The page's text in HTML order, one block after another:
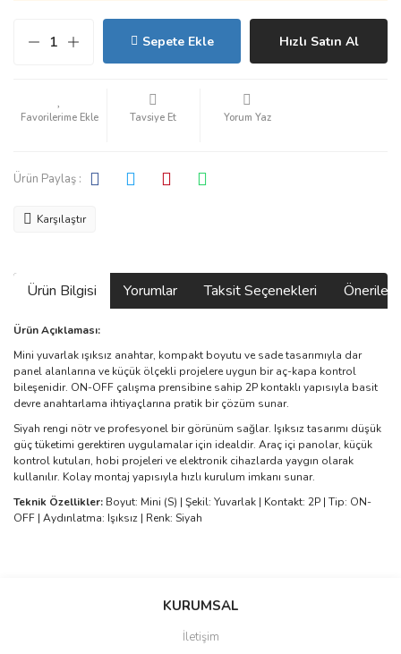
Sepete Ekle Hızlı Satın Al
Tavsiye Et Yorum Yaz
Ürün Paylaş :
Karşılaştır
Ürün Bilgisi Yorumlar Taksit Seçenekleri
Ürün Açıklaması:
Mini yuvarlak ışıksız anahtar, kompakt boyutu ve sade tasarımıyla dar
panel alanlarına ve küçük ölçekli projelere uygun bir aç-kapa kontrol
bileşenidir. ON-OFF çalışma prensibine sahip 2P kontaklı yapısıyla basit
devre anahtarlama ihtiyaçlarına pratik bir çözüm sunar.
Siyah rengi nötr ve profesyonel bir görünüm sağlar. Işıksız tasarımı düşük
güç tüketimi gerektiren uygulamalar için idealdir. Araç içi panolar, küçük
kontrol kutuları, hobi projeleri ve elektronik cihazlarda yaygın olarak
kullanılır. Kolay montaj yapısıyla hızlı kurulum imkanı sunar.
Teknik Özellikler: Boyut: Mini (S) | Şekil: Yuvarlak | Kontakt: 2P | Tip: ON-
OFF | Aydınlatma: Işıksız | Renk: Siyah
Bu ürüne ilk yorumu siz yapın!
KURUMSAL
İletişim